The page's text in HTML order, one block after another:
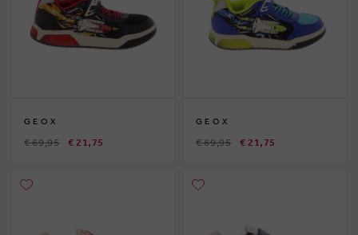
GEOX
€ 69,95 € 21,75
GEOX
€ 69,95 € 21,75